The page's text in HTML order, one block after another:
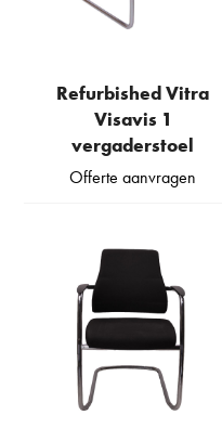
Refurbished Vitra
Visavis 1
vergaderstoel
Offerte aanvragen